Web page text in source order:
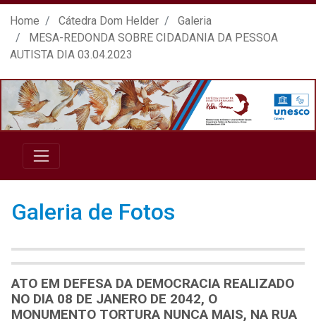
ATO EM DEFESA DA DEMOCRACIA
Home Cátedra Dom Helder
Galeria
MESA-REDONDA SOBRE CIDADANIA DA PESSOA
AUTISTA DIA 03.04.2023
Galeria de Fotos
ATO EM DEFESA DA DEMOCRACIA REALIZADO
NO DIA 08 DE JANERO DE 2042, O
MONUMENTO TORTURA NUNCA MAIS, NA RUA